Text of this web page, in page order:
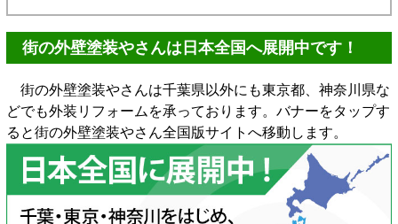
街の外壁塗装やさんは日本全国へ展開中です！
街の外壁塗装やさんは千葉県以外にも東京都、神奈川県な
どでも外装リフォームを承っております。バナーをタップす
ると街の外壁塗装やさん全国版サイトへ移動します。